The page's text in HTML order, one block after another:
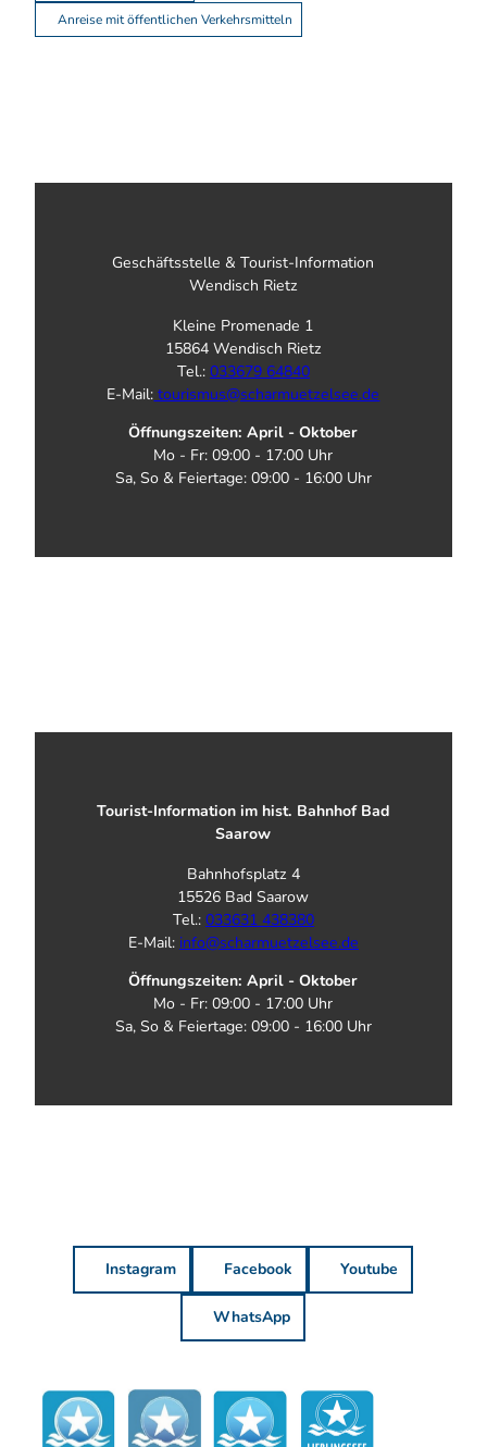
Anreise mit öffentlichen Verkehrsmitteln
Geschäftsstelle & Tourist-Information
Wendisch Rietz
Kleine Promenade 1
15864 Wendisch Rietz
Tel.: 033679 64840
E-Mail: tourismus@scharmuetzelsee.de
Öffnungszeiten: April - Oktober
Mo - Fr: 09:00 - 17:00 Uhr
Sa, So & Feiertage: 09:00 - 16:00 Uhr
Tourist-Information im hist. Bahnhof Bad
Saarow
Bahnhofsplatz 4
15526 Bad Saarow
Tel.: 033631 438380
E-Mail: info@scharmuetzelsee.de
Öffnungszeiten: April - Oktober
Mo - Fr: 09:00 - 17:00 Uhr
Sa, So & Feiertage: 09:00 - 16:00 Uhr
Instagram Facebook Youtube
WhatsApp